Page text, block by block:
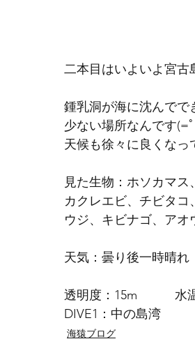
二本目はいよいよ宮古
鍾乳洞が海に沈んでで
少ない場所なんです(=
天候も徐々に良くなっ
見た生物：ホソカマ
カクレエビ、チビタ
ウジ、キビナゴ、ア
天気：曇り後一時晴れ
透明度：15m　　　
DIVE1：中の島湾　　
海猿ブログ